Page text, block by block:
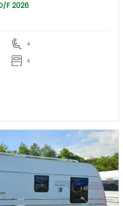
SD/F 2026
4
4